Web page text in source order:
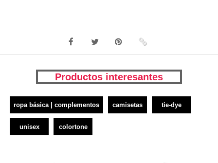
Productos interesantes
ropa básica | complementos camisetas tie-dye
unisex colortone